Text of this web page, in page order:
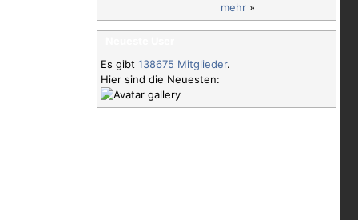
mehr »
Es gibt 138675 Mitglieder.
Hier sind die Neuesten: